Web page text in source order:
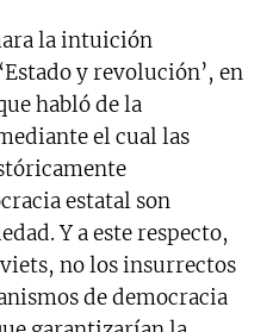
la intuición
y revolución’, en
habló de la
el cual las
estatal son
Y a este respecto,
no los insurrectos
de democracia